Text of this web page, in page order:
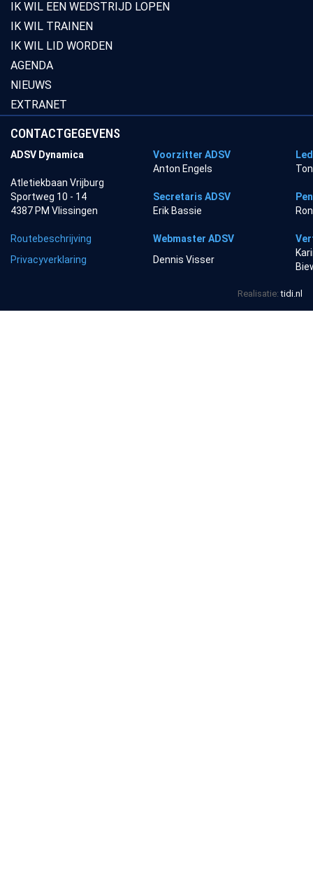
IK WIL EEN WEDSTRIJD LOPEN
IK WIL TRAINEN
IK WIL LID WORDEN
AGENDA
NIEUWS
EXTRANET
CONTACTGEGEVENS
ADSV Dynamica Voorzitter ADSV
Anton Engels
Atletiekbaan Vrijburg
Sportweg 10 - 14
Secretaris ADSV
4387 PM Vlissingen
Erik Bassie
Routebeschrijving Webmaster ADSV
Privacyverklaring
Dennis Visser
Realisatie:tidi.nl